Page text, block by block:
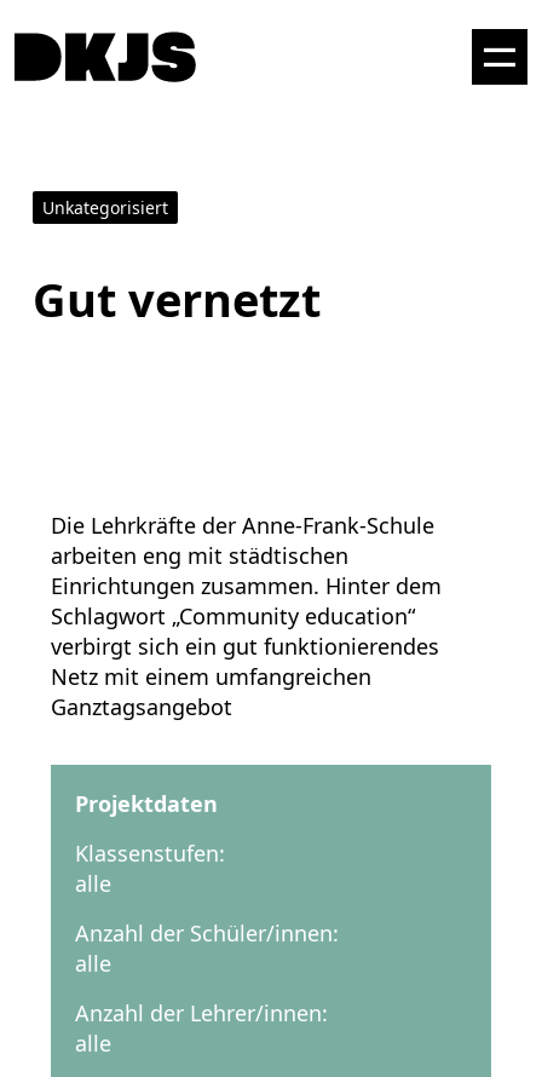
Unkategorisiert
Gut vernetzt
Die Lehrkräfte der Anne-Frank-Schule
arbeiten eng mit städtischen
Einrichtungen zusammen. Hinter dem
Schlagwort „Community education“
verbirgt sich ein gut funktionierendes
Netz mit einem umfangreichen
Ganztagsangebot
Projektdaten
Klassenstufen:
alle
Anzahl der Schüler/innen:
alle
Anzahl der Lehrer/innen:
alle